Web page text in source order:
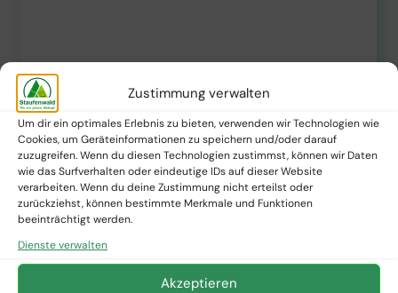
Zustimmung verwalten
Um dir ein optimales Erlebnis zu bieten, verwenden wir Technologien wie
Cookies, um Geräteinformationen zu speichern und/oder darauf
zuzugreifen. Wenn du diesen Technologien zustimmst, können wir Daten
wie das Surfverhalten oder eindeutige IDs auf dieser Website
verarbeiten. Wenn du deine Zustimmung nicht erteilst oder
zurückziehst, können bestimmte Merkmale und Funktionen
beeinträchtigt werden.
Dienste verwalten
Akzeptieren
PFLANZNEWS
Fressen Rehe Bucheckern?
Staufenwald Presse 12. Februar 2025